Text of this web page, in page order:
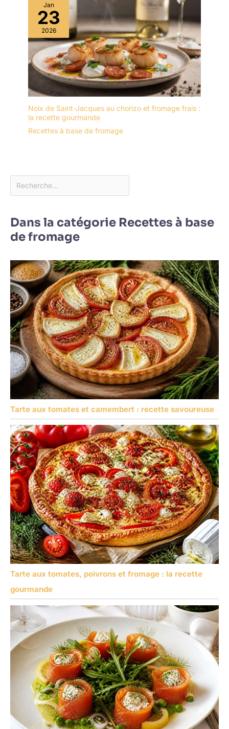
Jan
23
2026
Noix de Saint-Jacques au chorizo et fromage frais :
la recette gourmande
Recettes à base de fromage
Dans la catégorie Recettes à base
de fromage
Tarte aux tomates et camembert : recette savoureuse
Tarte aux tomates, poivrons et fromage : la recette
gourmande